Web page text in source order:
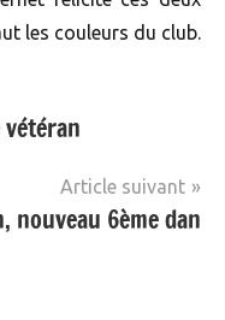
les couleurs du club.
vétéran
Article suivant
nouveau 6ème dan